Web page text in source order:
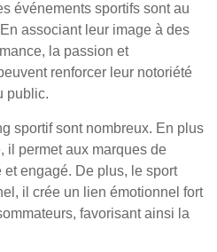
événements sportifs sont au
associant leur image à des
la passion et
renforcer leur notoriété
public.
sportif sont nombreux. En plus
il permet aux marques de
engagé. De plus, le sport
il crée un lien émotionnel fort
favorisant ainsi la